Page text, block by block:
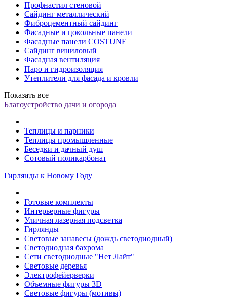
Профнастил стеновой
Сайдинг металлический
Фиброцементный сайдинг
Фасадные и цокольные панели
Фасадные панели COSTUNE
Сайдинг виниловый
Фасадная вентиляция
Паро и гидроизоляция
Утеплители для фасада и кровли
Показать все
Благоустройство дачи и огорода
Теплицы и парники
Теплицы промышленные
Беседки и дачный душ
Сотовый поликарбонат
Гирлянды к Новому Году
Готовые комплекты
Интерьерные фигуры
Уличная лазерная подсветка
Гирлянды
Световые занавесы (дождь светодиодный)
Светодиодная бахрома
Сети светодиодные "Нет Лайт"
Световые деревья
Электрофейерверки
Объемные фигуры 3D
Световые фигуры (мотивы)